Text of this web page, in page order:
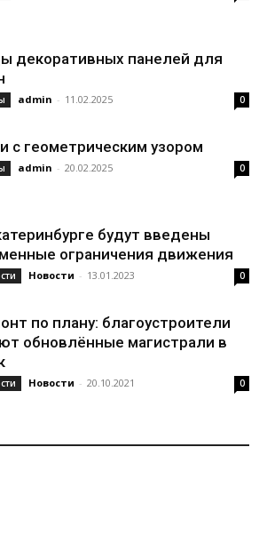
декоративных панелей для
admin - 11.02.2025 0
с геометрическим узором
admin - 20.02.2025 0
будут введены
ограничения движения
Новости - 13.01.2023 0
по плану: благоустроители
обновлённые магистрали в
Новости - 20.10.2021 0